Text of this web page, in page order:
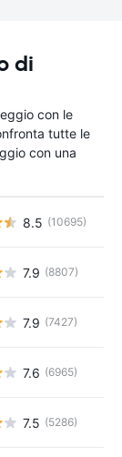
di
con le
tutte le
con una
8.5 (10695)
7.9 (8807)
7.9 (7427)
7.6 (6965)
7.5 (5286)